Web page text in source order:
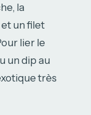
la
un filet
lier le
un dip au
très